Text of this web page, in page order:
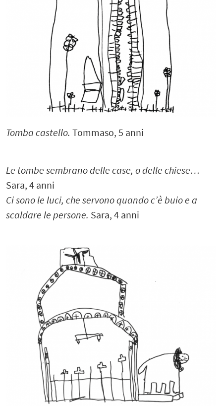
Tomba castello. Tommaso, 5 anni
Le tombe sembrano delle case, o delle chiese…
Sara, 4 anni
Ci sono le luci, che servono quando c’è buio e a
scaldare le persone. Sara, 4 anni